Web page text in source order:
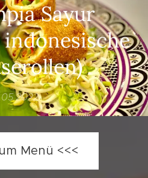
Sayur
Menü <<<